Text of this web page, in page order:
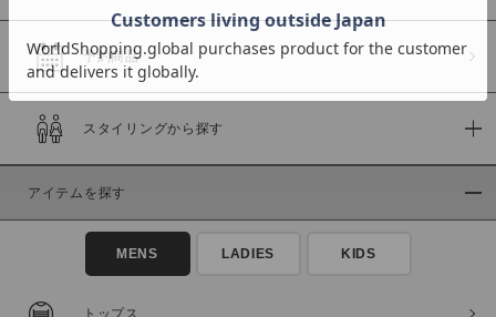
価格
～
商品タイプ
通常商品 予約商品
予約商品
スタイリングから探す
アイテムを探す
MENS LADIES KIDS
トップス